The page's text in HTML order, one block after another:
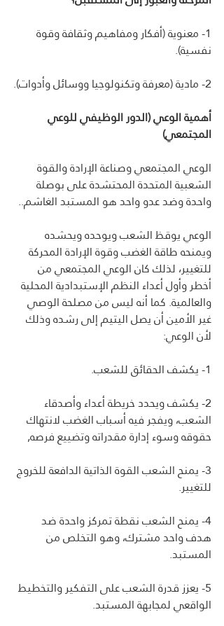
1- معنوية (أفكار ومفاهيم وثقافة وقوة
نفسية).
2- مادية (معرفة وتكنولوجيا ووسائل وأدوات).
أهمية الوعي (الدور الوظيفي للوعي
المجتمعي)
الوعي المجتمعي وصناعة الإرادة والقوة
الشعبية المتحدة المحتشدة على بوصلة
واحدة وضد عدو واحد هو المستبد الغاشم..
الوعي يوقظ الشعب ويوحده ويحشده
ويمنحه طاقة الغضب وقوة الإرادة المحركة
للتغيير، لذلك كان الوعي المجتمعي من
أخطر وأول أعداء النظم الإستبدادية المحلية
والعالمية. كما أنه ليس من مصلحة الوصي
غير الأمين أن يصل اليتيم إلى رشده وذلك
لأن الوعي:
1- يكشف الحقائق للشعب.
2- يكشف ويحدد خريطة أعداء وأصدقاء
الشعب، ويفجر فيه أسباب الغضب لانتهاك
حقوقه وسوء إدارة مقدراته وتضييع فرصه,
3- يمنح الشعب القوة الذاتية الدافعة للخروج
للتغيير.
4- يمنح الشعب نقطة تمركز واحدة ضد
هدف واحد مشترك، وهو التخلص من
المستبد.
5- يعزز قدرة الشعب على التفكير والتخطيط
الواقعي لمجابهة المستبد.